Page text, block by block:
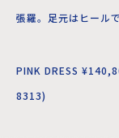
張羅。足元はヒール
PINK DRESS
8313)